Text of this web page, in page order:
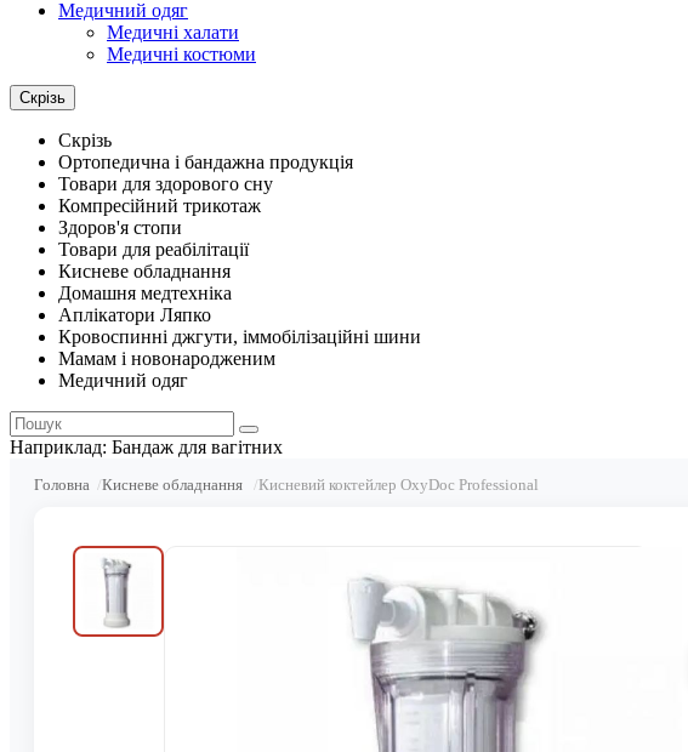
Медичний одяг
Медичні халати
Медичні костюми
Скрізь
Скрізь
Ортопедична і бандажна продукція
Товари для здорового сну
Компресійний трикотаж
Здоров'я стопи
Товари для реабілітації
Кисневе обладнання
Домашня медтехніка
Аплікатори Ляпко
Кровоспинні джгути, іммобілізаційні шини
Мамам і новонародженим
Медичний одяг
Наприклад: Бандаж для вагітних
Головна Кисневе обладнання Кисневий коктейлер OxyDoc Professional